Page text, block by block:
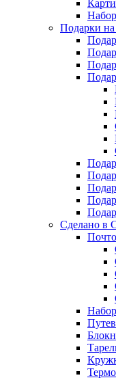
Подарки
Сделано в